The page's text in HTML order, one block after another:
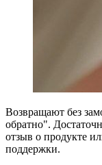
Возвращают без
обратно".
отзыв о продукте
поддержки.